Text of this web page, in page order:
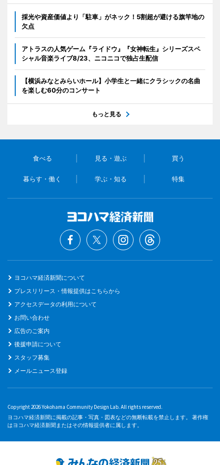
採光や資産価値より「駐車」がネック！5割超が避ける旗竿地の
欠点
アトラスの人気ゲーム『ライドウ』『女神転生』シリーズスペ
シャル音楽ライブ8/23、ニコニコで独占生配信
【横浜みなとみらいホール】小学生と一緒にクラシックの名曲
を楽しむ60分のコンサート
もっと見る
食べる 見る・遊ぶ 買う
暮らす・働く 学ぶ・知る 特集
ヨコハマ経済新聞について
プレスリリース・情報提供はこちらから
アクセスデータの利用について
お問い合わせ
広告のご案内
後援申請について
スタッフ募集
メールニュース登録
Copyright 2026 Yokohama Community Design Lab. All rights reserved.
ヨコハマ経済新聞に掲載の記事・写真・図表などの無断転載を禁止します。 著作権
はヨコハマ経済新聞またはその情報提供者に属します。